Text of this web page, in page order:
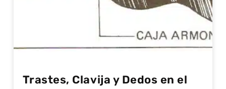
Trastes, Clavija y Dedos en el